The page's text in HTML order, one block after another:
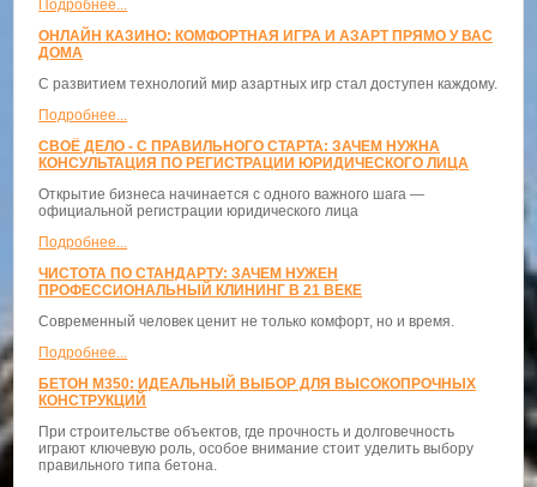
Подробнее...
ОНЛАЙН КАЗИНО: КОМФОРТНАЯ ИГРА И АЗАРТ ПРЯМО У ВАС
ДОМА
С развитием технологий мир азартных игр стал доступен каждому.
Подробнее...
СВОЁ ДЕЛО - С ПРАВИЛЬНОГО СТАРТА: ЗАЧЕМ НУЖНА
КОНСУЛЬТАЦИЯ ПО РЕГИСТРАЦИИ ЮРИДИЧЕСКОГО ЛИЦА
Открытие бизнеса начинается с одного важного шага —
официальной регистрации юридического лица
Подробнее...
ЧИСТОТА ПО СТАНДАРТУ: ЗАЧЕМ НУЖЕН
ПРОФЕССИОНАЛЬНЫЙ КЛИНИНГ В 21 ВЕКЕ
Современный человек ценит не только комфорт, но и время.
Подробнее...
БЕТОН М350: ИДЕАЛЬНЫЙ ВЫБОР ДЛЯ ВЫСОКОПРОЧНЫХ
КОНСТРУКЦИЙ
При строительстве объектов, где прочность и долговечность
играют ключевую роль, особое внимание стоит уделить выбору
правильного типа бетона.